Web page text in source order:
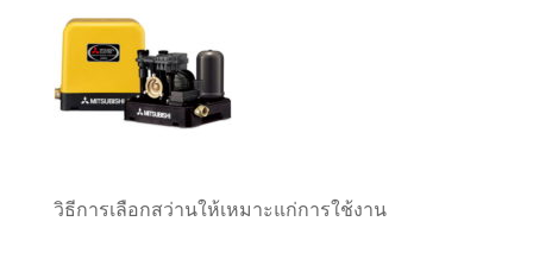
วิธีการเลือกสว่านให้เหมาะแก่การใช้งาน